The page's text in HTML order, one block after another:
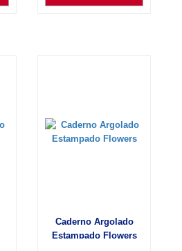
Caderno Argolado
Estampado Flowers